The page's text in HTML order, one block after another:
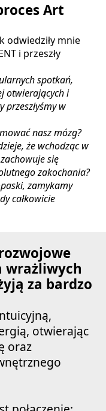
Art
odwiedziły mnie
i przeszły
spotkań,
otwierających i
przeszłyśmy w
nasz mózg?
że wchodząc w
się
zakochania?
zamykamy
całkowicie
wrażliwych
za bardzo
otwierając
oraz